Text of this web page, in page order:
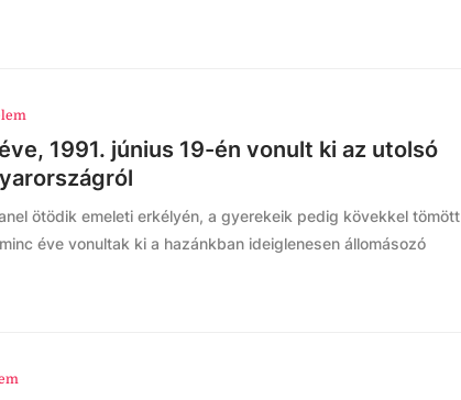
1991. június 19-én vonult ki az utolsó
ötödik emeleti erkélyén, a gyerekeik pedig kövekkel tömött
éve vonultak ki a hazánkban ideiglenesen állomásozó